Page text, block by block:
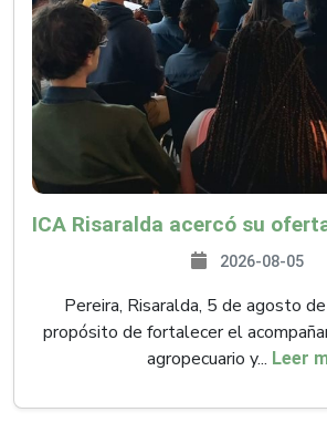
2026-08-05
Pereira, Risaralda, 5 de agosto
propósito de fortalecer el
agropecuario y... Leer